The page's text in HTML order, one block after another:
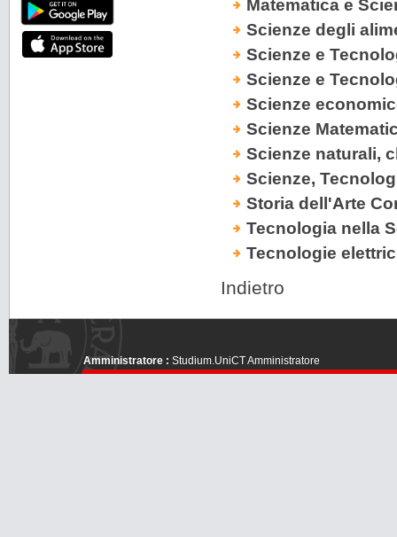
Matematica e
Scienze degli
Scienze e
Scienze e
Scienze
Scienze
Scienze naturali,
Scienze,
Storia dell'Arte
Tecnologia nella
Tecnologie
Indietro
Amministratore : Studium.UniCT Amministratore